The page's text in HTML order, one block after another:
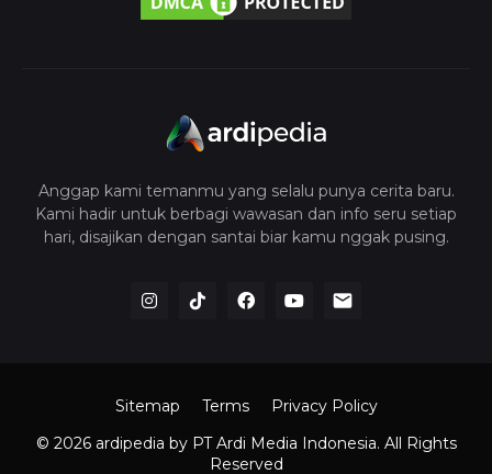
Anggap kami temanmu yang selalu punya cerita baru.
Kami hadir untuk berbagi wawasan dan info seru setiap
hari, disajikan dengan santai biar kamu nggak pusing.
© 2026 ardipedia by PT Ardi Media Indonesia. All Rights
Reserved
Sitemap Terms Privacy Policy